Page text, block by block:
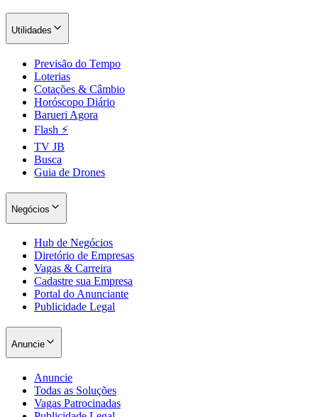
Utilidades
Previsão do Tempo
Loterias
Cotações & Câmbio
Horóscopo Diário
Barueri Agora
Flash ⚡
TV JB
Busca
Guia de Drones
Negócios
Hub de Negócios
Diretório de Empresas
Vagas & Carreira
Cadastre sua Empresa
Portal do Anunciante
Publicidade Legal
Anuncie
Anuncie
Todas as Soluções
Vagas Patrocinadas